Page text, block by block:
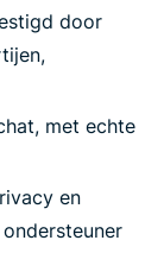
door
met echte
en